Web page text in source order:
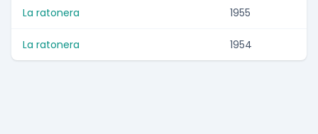
La ratonera 1955
La ratonera 1954